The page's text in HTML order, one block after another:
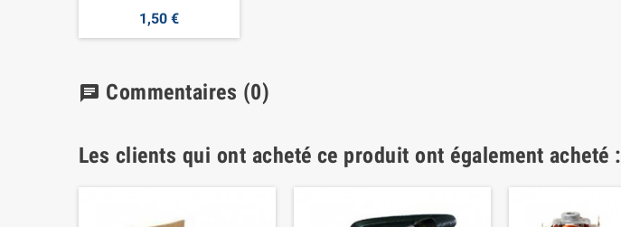
1,50 €
chat Commentaires (0)
Les clients qui ont acheté ce produit ont également acheté :